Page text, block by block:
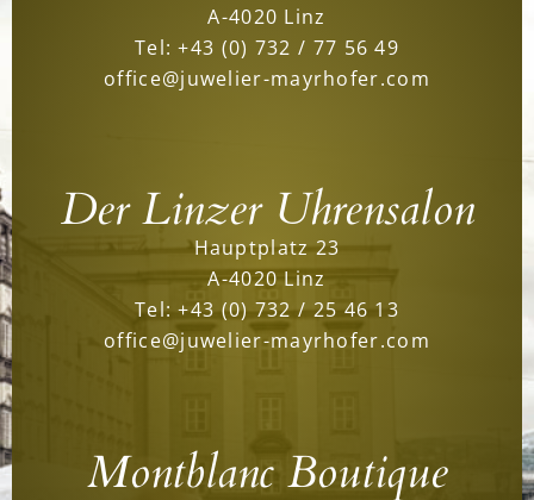
A-4020 Linz
Tel:+43 (0) 732 / 77 56 49
office@juwelier-mayrhofer.com
Der Linzer Uhrensalon
Hauptplatz 23
A-4020 Linz
Tel:+43 (0) 732 / 25 46 13
office@juwelier-mayrhofer.com
Montblanc Boutique